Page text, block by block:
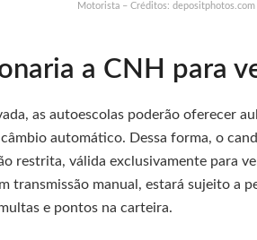
Motorista – Créditos:
a CNH para
as autoescolas poderão oferecer
automático. Dessa forma, o
restrita, válida exclusivamente para
transmissão manual, estará sujeito a
e pontos na carteira.